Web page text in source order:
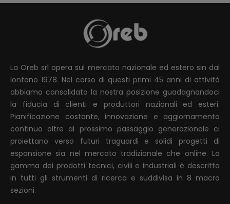
La Oreb srl opera sul mercato nazionale ed estero sin dal
lontano 1978. Nel corso di questi primi 45 anni di attività
abbiamo consolidato la nostra posizione guadagnandoci
la fiducia di clienti e produttori nazionali ed esteri.
Pianificazione costante, innovazione e aggiornamento
continuo oltre al prossimo passaggio generazionale ci
proiettano verso futuri traguardi e solidi progetti di
espansione sia nel mercato tradizionale che online. La
gamma dei prodotti tecnici, civili e industriali è descritta
in tutti gli strumenti di ricerca e suddivisa in 8 macro
sezioni.